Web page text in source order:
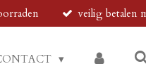
veilig betalen